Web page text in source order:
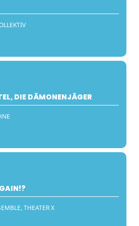
DIE DÄMONENJÄGER
THEATER X